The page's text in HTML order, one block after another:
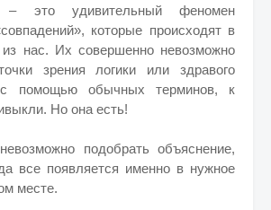
– это удивительный феномен
которые происходят в
из нас. Их совершенно невозможно
зрения логики или здравого
помощью обычных терминов, к
Но она есть!
подобрать объяснение,
все появляется именно в нужное
месте.